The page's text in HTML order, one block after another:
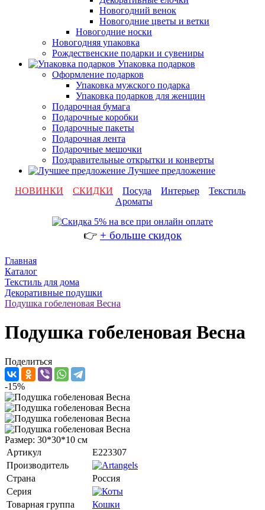
Новогодний венок
Новогодние цветы и ветки
Новогодние носки
Новогодняя упаковка
Рождественские подарки и сувениры
Упаковка подарков
Оформление подарков
Упаковка мужского подарка
Упаковка подарков для женщин
Подарочная бумага
Подарочные коробки
Подарочные пакеты
Подарочная лента
Подарочные мешочки
Поздравительные открытки и конверты
Лучшее предложение
НОВИНКИ
СКИДКИ Посуда Интерьер
Текстиль
Ароматы
👉 + больше скидок
Главная
Каталог
Текстиль для дома
Декоративные подушки
Подушка гобеленовая Весна
Подушка гобеленовая Весна
Поделиться
-15%
Размер: 30*30*10 см
Артикул
E223307
Производитель
Страна
Россия
Серия
Товарная группа
Кошки